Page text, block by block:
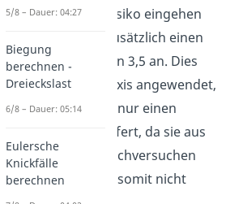
möchtest Du kein Risiko eingehen
und setzt deshalb zusätzlich einen
Sicherheitsfaktor von 3,5 an. Dies
wird auch in der Praxis angewendet,
da die Zugfestigkeit nur einen
ungefähren Wert liefert, da sie aus
Belastungs- und Bruchversuchen
berechnet wird und somit nicht
5/8 – Dauer: 04:27
Biegung
berechnen -
Dreieckslast
6/8 – Dauer: 05:14
Eulersche
Knickfälle
berechnen